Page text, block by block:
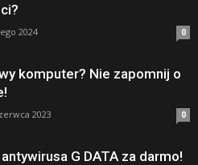
2024 0
komputer? Nie zapomnij o
2023 0
G DATA za darmo!